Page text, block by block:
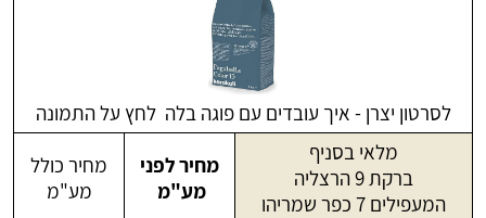
לסרטון יצרן - איך עובדים עם פוגה בלה לחץ על התמונה
מלאי בסניף
ברקת 9 הרצליה
המעפילים 7 כפר שמריהו
מחיר לפני
מע"מ
מחיר כולל
מע"מ